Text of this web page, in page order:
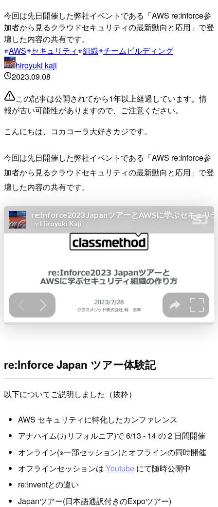
今回は先日開催した弊社イベントである「AWS re:Inforce参
加者から見るクラウドセキュリティの最新動向と応用」で登
壇した内容の共有です。
AWS セキュリティ 組織 チームビルディング
hiroyuki kaji
2023.09.08
この記事は公開されてから1年以上経過しています。情
報が古い可能性がありますので、ご注意ください。
こんにちは、コカコーラ大好きカジです。
今回は先日開催した弊社イベントである「AWS re:Inforce参
加者から見るクラウドセキュリティの最新動向と応用」で登
壇した内容の共有です。
re:Inforce Japan ツアー体験記
以下についてご説明しました（抜粋）
AWS セキュリティに特化したカンファレンス
アナハイム(カリフォルニア)で 6/13 - 14 の 2 日間開催
オンライン(※一部セッション)とオフラインの同時開催
オフラインセッションは Youtubeにて随時公開中
re:Inventとの違い
Japanツアー(日本語通訳付きのExpoツアー)